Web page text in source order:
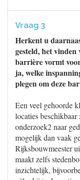
Vraag 3
Herkent u
gesteld, het vinden
barrière vormt
ja, welke
plegen om deze
Een veel gehoorde
locaties
onderzoek2 naar
mogelijk dan vaak
Rijksbouwmeester
maakt zelfs
inzichtelijk,